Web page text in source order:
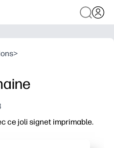
>
ce joli signet imprimable.